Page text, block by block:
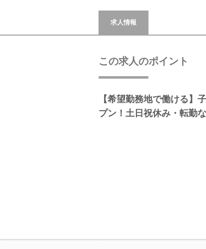
求人情報
この求人のポイント
【希望勤務地で働ける】
プン！土日祝休み・転勤